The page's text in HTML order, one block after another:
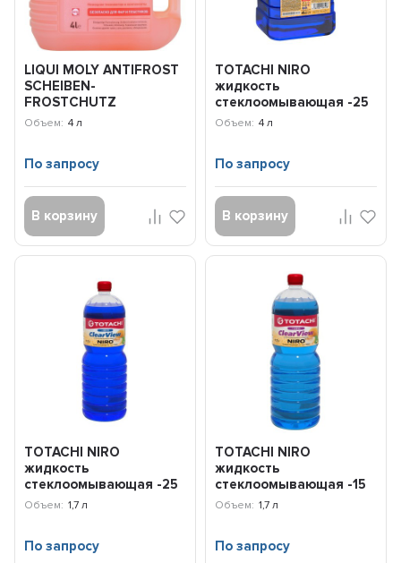
LIQUI MOLY ANTIFROST
SCHEIBEN-
FROSTCHUTZ
Незамерзающая
Объем: 4 л
По запросу
В корзину
TOTACHI NIRO
жидкость
стеклоомывающая -25
гр С (4л)
Объем: 4 л
По запросу
В корзину
TOTACHI NIRO
жидкость
стеклоомывающая -25
гр С (1,7л)
Объем: 1,7 л
По запросу
TOTACHI NIRO
жидкость
стеклоомывающая -15
гр С (1,7л) 31718
Объем: 1,7 л
По запросу